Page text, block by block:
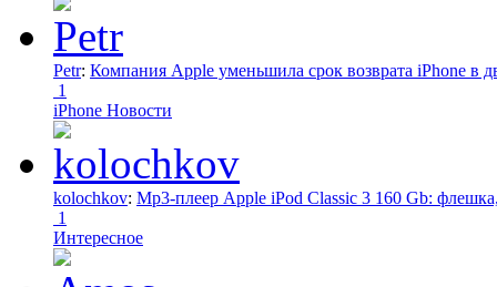
Petr: Компания Apple уменьшила срок возврата iPhone в
1
iPhone Новости
kolochkov: Mp3-плеер Apple iPod Classic 3 160 Gb:
1
Интересное